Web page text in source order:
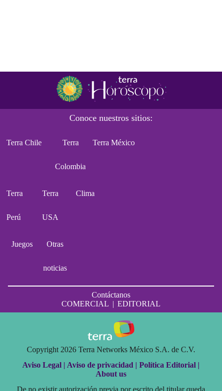
Conoce nuestros sitios:
Terra Chile Terra
Colombia
Terra México
Terra
Perú
Terra
USA
Clima
Juegos Otras
noticias
Contáctanos
COMERCIAL | EDITORIAL
Copyright 2026 Terra Networks México S.A. de C.V.
Aviso Legal | Aviso de privacidad | Política Editorial |
About us
De no existir autorización previa por escrito del titular queda